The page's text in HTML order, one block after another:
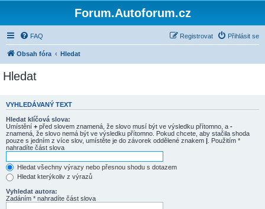
Forum.Autoforum.cz
FAQ Přihlásit se
Registrovat
Obsah fóra Hledat
Hledat
VYHLEDÁVANÝ TEXT
Hledat klíčová slova:
Umístění + před slovem znamená, že slovo musí být ve výsledku přítomno, a -
znamená, že slovo nemá být ve výsledku přítomno. Pokud chcete, aby stačila shoda
pouze s jedním z více slov, umístěte je do závorek oddělené znakem | . Použitím *
nahradíte část slova
Hledat všechny výrazy nebo přesnou shodu s dotazem
Hledat kterýkoliv z výrazů
Vyhledat autora:
Zadáním * nahradíte část slova